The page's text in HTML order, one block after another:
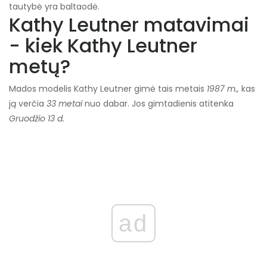
tautybė yra baltaodė.
Kathy Leutner matavimai
- kiek Kathy Leutner
metų?
Mados modelis Kathy Leutner gimė tais metais 1987 m., kas
ją verčia 33 metainuo dabar. Jos gimtadienis atitenka
Gruodžio 13 d.
ad